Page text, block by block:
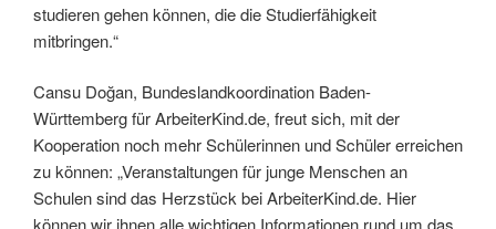
studieren gehen können, die die Studierfähigkeit
mitbringen.“
Cansu Doğan, Bundeslandkoordination Baden-
Württemberg für ArbeiterKind.de, freut sich, mit der
Kooperation noch mehr Schülerinnen und Schüler erreichen
zu können: „Veranstaltungen für junge Menschen an
Schulen sind das Herzstück bei ArbeiterKind.de. Hier
können wir ihnen alle wichtigen Informationen rund um das